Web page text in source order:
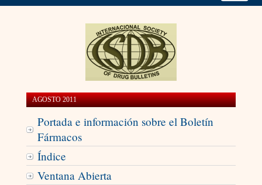
AGOSTO 2011
Portada e información sobre el Boletín
Fármacos
Índice
Ventana Abierta